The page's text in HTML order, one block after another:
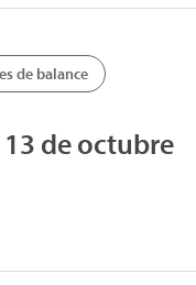
de balance
de octubre